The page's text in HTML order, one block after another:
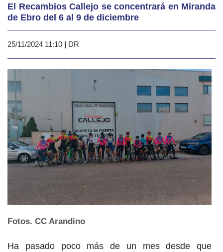
El Recambios Callejo se concentrará en Miranda
de Ebro del 6 al 9 de diciembre
25/11/2024 11:10 | DR
Fotos. CC Arandino
Ha pasado poco más de un mes desde que